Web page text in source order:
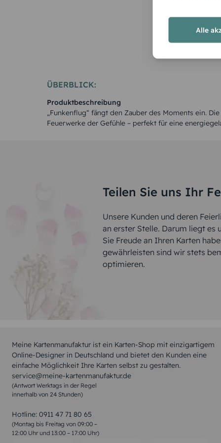
ÜBERBLICK:
Produktbeschreibung
„Funkenflug“ fängt den Zauber des Moments ein.
Feuerwerke der Gefühle – perfekt für eine
Teilen Sie uns Ihr
Unsere Kunden und deren
an erster Stelle. Darum liegt es
Sie Freude an Ihren Karten
gewährleisten sind wir stets
optimieren.
Meine Kartenmanufaktur ist ein Karten-Shop mit einzigartigem
Online-Designer in Deutschland und bietet den Kunden eine
einfache Möglichkeit Ihre Karten selbst zu gestalten.
service@meine-kartenmanufaktur.de
(Antwort Werktags in der Regel
innerhalb von 24 Stunden)
Hotline: 0911 47 71 80 65
(Montag bis Freitag von 09:00 –
12:00 Uhr und 13:00 – 17:00 Uhr)
Alle